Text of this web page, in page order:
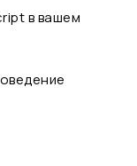
в вашем